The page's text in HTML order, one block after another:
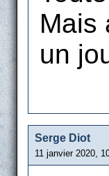
Mais
un
Serge Diot
11 janvier 2020,